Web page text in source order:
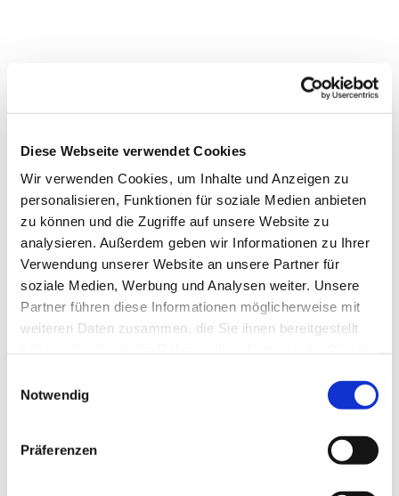
Diese Webseite verwendet Cookies
Wir verwenden Cookies, um Inhalte und Anzeigen zu
personalisieren, Funktionen für soziale Medien anbieten
zu können und die Zugriffe auf unsere Website zu
analysieren. Außerdem geben wir Informationen zu Ihrer
Verwendung unserer Website an unsere Partner für
soziale Medien, Werbung und Analysen weiter. Unsere
Partner führen diese Informationen möglicherweise mit
weiteren Daten zusammen, die Sie ihnen bereitgestellt
Notwendig
Präferenzen
Dies könnte Sie auch
interessieren